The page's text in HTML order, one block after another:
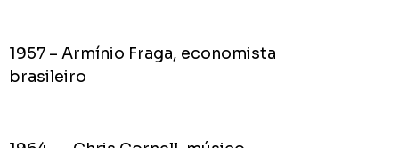
1957 – Armínio Fraga, economista
brasileiro